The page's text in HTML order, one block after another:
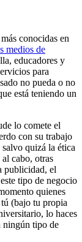
conocidas en
medios de
educadores y
para
no pueda o no
está teniendo un
lo comete el
con su trabajo
quizá la ética
cabo, otras
publicidad, el
tipo de negocio
quienes
(bajo tu propia
lo haces
ningún tipo de